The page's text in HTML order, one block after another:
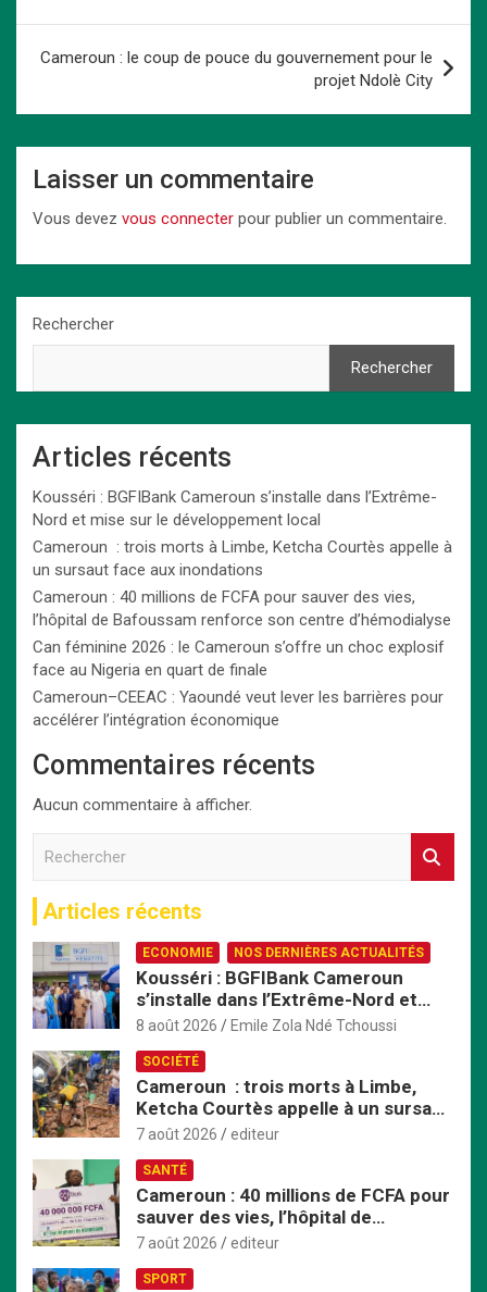
o
k
o
n
p
p
k
l’article
Cameroun : le coup de pouce du gouvernement pour le
projet Ndolè City
Laisser un commentaire
Vous devez vous connecter pour publier un commentaire.
Rechercher
Rechercher
Articles récents
Kousséri : BGFIBank Cameroun s’installe dans l’Extrême-
Nord et mise sur le développement local
Cameroun : trois morts à Limbe, Ketcha Courtès appelle à
un sursaut face aux inondations
Cameroun : 40 millions de FCFA pour sauver des vies,
l’hôpital de Bafoussam renforce son centre d’hémodialyse
Can féminine 2026 : le Cameroun s’offre un choc explosif
face au Nigeria en quart de finale
Cameroun–CEEAC : Yaoundé veut lever les barrières pour
accélérer l’intégration économique
Commentaires récents
Aucun commentaire à afficher.
r
c
h
e
r
Articles récents
ECONOMIE NOS DERNIÈRES ACTUALITÉS
Kousséri : BGFIBank Cameroun
s’installe dans l’Extrême-Nord et
mise sur le développement local
8 août 2026 Emile Zola Ndé Tchoussi
SOCIÉTÉ
Cameroun : trois morts à Limbe,
Ketcha Courtès appelle à un sursaut
face aux inondations
7 août 2026 editeur
SANTÉ
Cameroun : 40 millions de FCFA pour
sauver des vies, l’hôpital de
Bafoussam renforce son centre
7 août 2026 editeur
SPORT